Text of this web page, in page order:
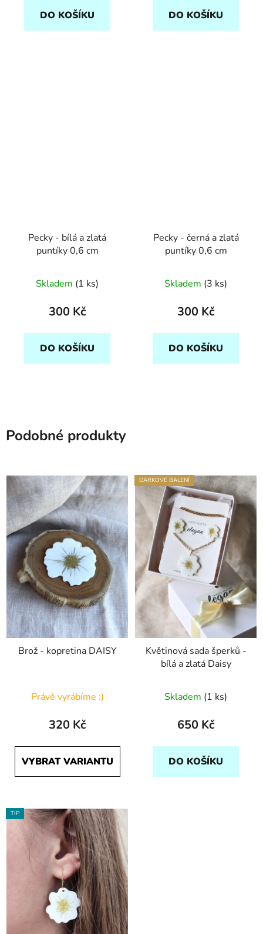
DO KOŠÍKU DO KOŠÍKU
Pecky - bílá a zlatá
puntíky 0,6 cm
Skladem (1 ks)
300 Kč
DO KOŠÍKU
Pecky - černá a zlatá
puntíky 0,6 cm
Skladem (3 ks)
300 Kč
DO KOŠÍKU
Podobné produkty
Brož - kopretina DAISY
Právě vyrábíme :)
320 Kč
VYBRAT VARIANTU
DÁRKOVÉ BALENÍ
Květinová sada šperků -
bílá a zlatá Daisy
Skladem (1 ks)
650 Kč
DO KOŠÍKU
TIP